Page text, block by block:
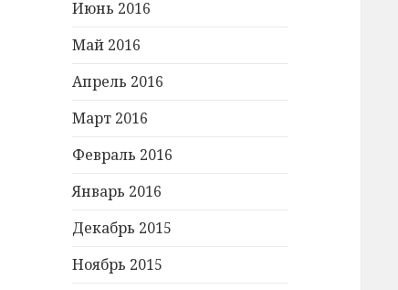
Июнь 2016
Май 2016
Апрель 2016
Март 2016
Февраль 2016
Январь 2016
Декабрь 2015
Ноябрь 2015